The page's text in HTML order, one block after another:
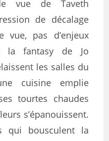
vue de Taveth
de décalage
vue, pas d’enjeux
la fantasy de Jo
les salles du
cuisine emplie
tourtes chaudes
s’épanouissent.
qui bousculent la